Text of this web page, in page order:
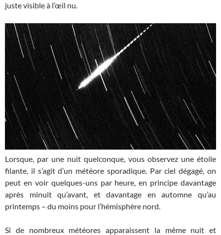
juste visible à l’œil nu.
Lorsque, par une nuit quelconque, vous observez une étoile
filante, il s’agit d’un météore sporadique. Par ciel dégagé, on
peut en voir quelques-uns par heure, en principe davantage
après minuit qu’avant, et davantage en automne qu’au
printemps – du moins pour l’hémisphère nord.
Si de nombreux météores apparaissent la même nuit et